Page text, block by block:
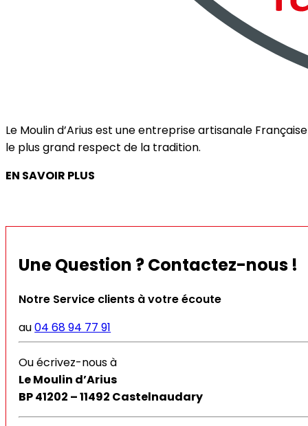
Le Moulin d’Arius est une entreprise artisanale
le plus grand respect de la tradition.
EN SAVOIR PLUS
Une Question ? Contactez-nous !
Notre Service clients à votre écoute
au04 68 94 77 91
Ou écrivez-nous à
Le Moulin d’Arius
BP 41202 – 11492 Castelnaudary